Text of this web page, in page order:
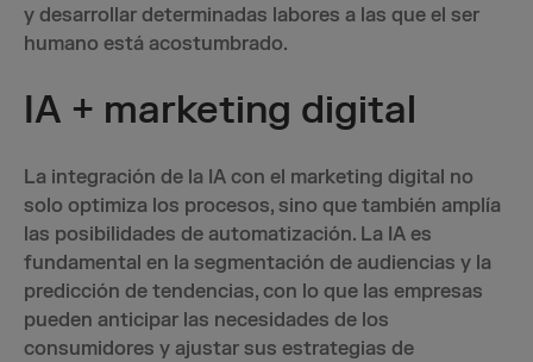
y desarrollar determinadas labores a las que el ser
humano está acostumbrado.
IA + marketing digital
La integración de la IA con el marketing digital no
solo optimiza los procesos, sino que también amplía
las posibilidades de automatización. La IA es
fundamental en la segmentación de audiencias y la
predicción de tendencias, con lo que las empresas
pueden anticipar las necesidades de los
consumidores y ajustar sus estrategias de